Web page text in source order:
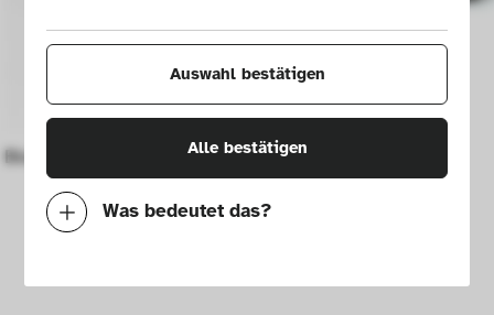
Auswahl bestätigen
Alle bestätigen
Was bedeutet das?
Mit diesen Cookies können wir durch
Block plane (21-111A)